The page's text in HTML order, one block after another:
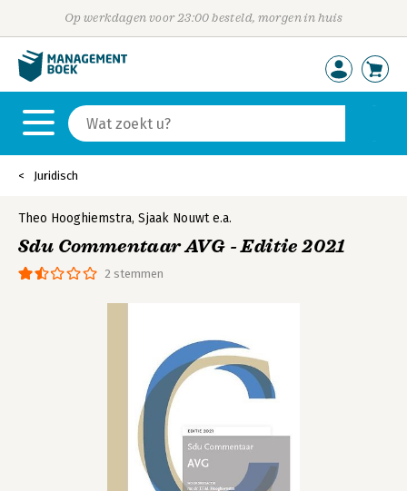
Op werkdagen voor 23:00 besteld, morgen in huis
Juridisch
2 stemmen
Theo Hooghiemstra, Sjaak Nouwt e.a.
Sdu Commentaar AVG - Editie 2021